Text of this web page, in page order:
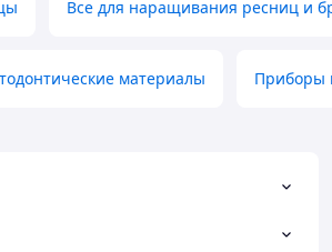
Все для наращивания ресниц и
материалы Приборы